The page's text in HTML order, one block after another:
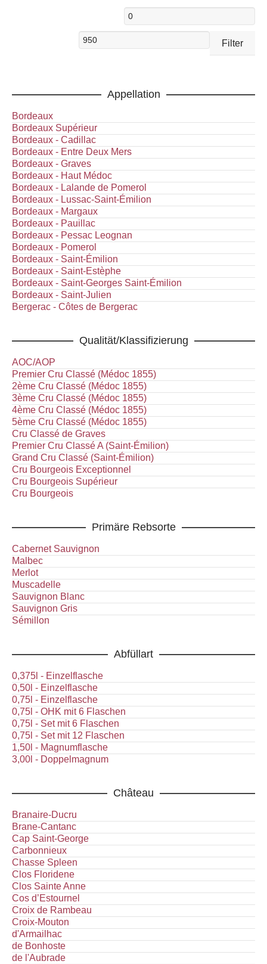
Filter
Appellation
Bordeaux
Bordeaux Supérieur
Bordeaux - Cadillac
Bordeaux - Entre Deux Mers
Bordeaux - Graves
Bordeaux - Haut Médoc
Bordeaux - Lalande de Pomerol
Bordeaux - Lussac-Saint-Émilion
Bordeaux - Margaux
Bordeaux - Pauillac
Bordeaux - Pessac Leognan
Bordeaux - Pomerol
Bordeaux - Saint-Émilion
Bordeaux - Saint-Estèphe
Bordeaux - Saint-Georges Saint-Émilion
Bordeaux - Saint-Julien
Bergerac - Côtes de Bergerac
Qualität/Klassifizierung
AOC/AOP
Premier Cru Classé (Médoc 1855)
2ème Cru Classé (Médoc 1855)
3ème Cru Classé (Médoc 1855)
4ème Cru Classé (Médoc 1855)
5ème Cru Classé (Médoc 1855)
Cru Classé de Graves
Premier Cru Classé A (Saint-Émilion)
Grand Cru Classé (Saint-Émilion)
Cru Bourgeois Exceptionnel
Cru Bourgeois Supérieur
Cru Bourgeois
Primäre Rebsorte
Cabernet Sauvignon
Malbec
Merlot
Muscadelle
Sauvignon Blanc
Sauvignon Gris
Sémillon
Abfüllart
0,375l - Einzelflasche
0,50l - Einzelflasche
0,75l - Einzelflasche
0,75l - OHK mit 6 Flaschen
0,75l - Set mit 6 Flaschen
0,75l - Set mit 12 Flaschen
1,50l - Magnumflasche
3,00l - Doppelmagnum
Château
Branaire-Ducru
Brane-Cantanc
Cap Saint-George
Carbonnieux
Chasse Spleen
Clos Floridene
Clos Sainte Anne
Cos d’Estournel
Croix de Rambeau
Croix-Mouton
d'Armailhac
de Bonhoste
de l'Aubrade